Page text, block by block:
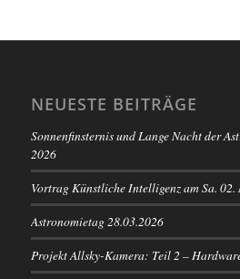
NEUESTE BEITRÄGE
Sonnenfinsternis und Lange Nacht der
2026
Vortrag Künstliche Intelligenz am Sa.
Astronomietag 28.03.2026
Projekt Allsky-Kamera: Teil 2 –